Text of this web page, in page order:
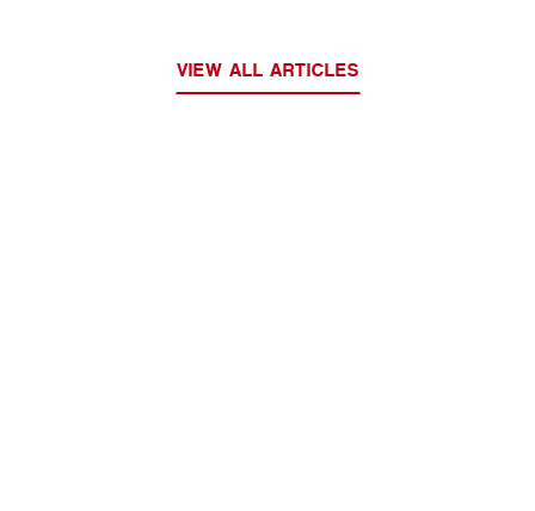
VIEW ALL ARTICLES